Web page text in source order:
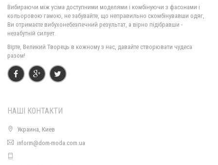
730.00грн.
Вибираючи між усіма доступними моделями і комбінуючи з фасонами і
кольоровою гамою, не забувайте, що неправильно скомбінувавши одяг,
Ви отримаєте вибухонебезпечний результат, а вірно підібравши -
незабутній силует.
Вірте, Великий Творець в кожному з нас, давайте створювати чудеса
разом!
НАШІ КОНТАКТИ
Украина, Киев
inform@dom-moda.com.ua